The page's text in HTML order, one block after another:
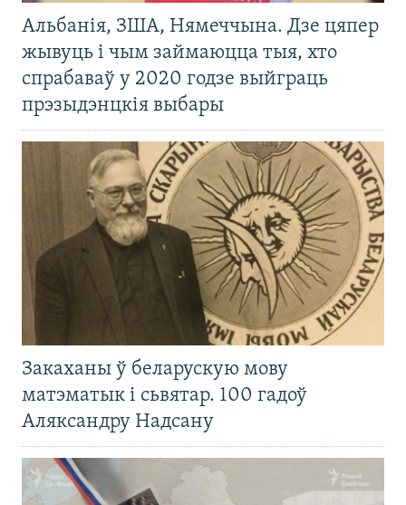
Альбанія, ЗША, Нямеччына. Дзе цяпер
жывуць і чым займаюцца тыя, хто
спрабаваў у 2020 годзе выйграць
прэзыдэнцкія выбары
Закаханы ў беларускую мову
матэматык і сьвятар. 100 гадоў
Аляксандру Надсану